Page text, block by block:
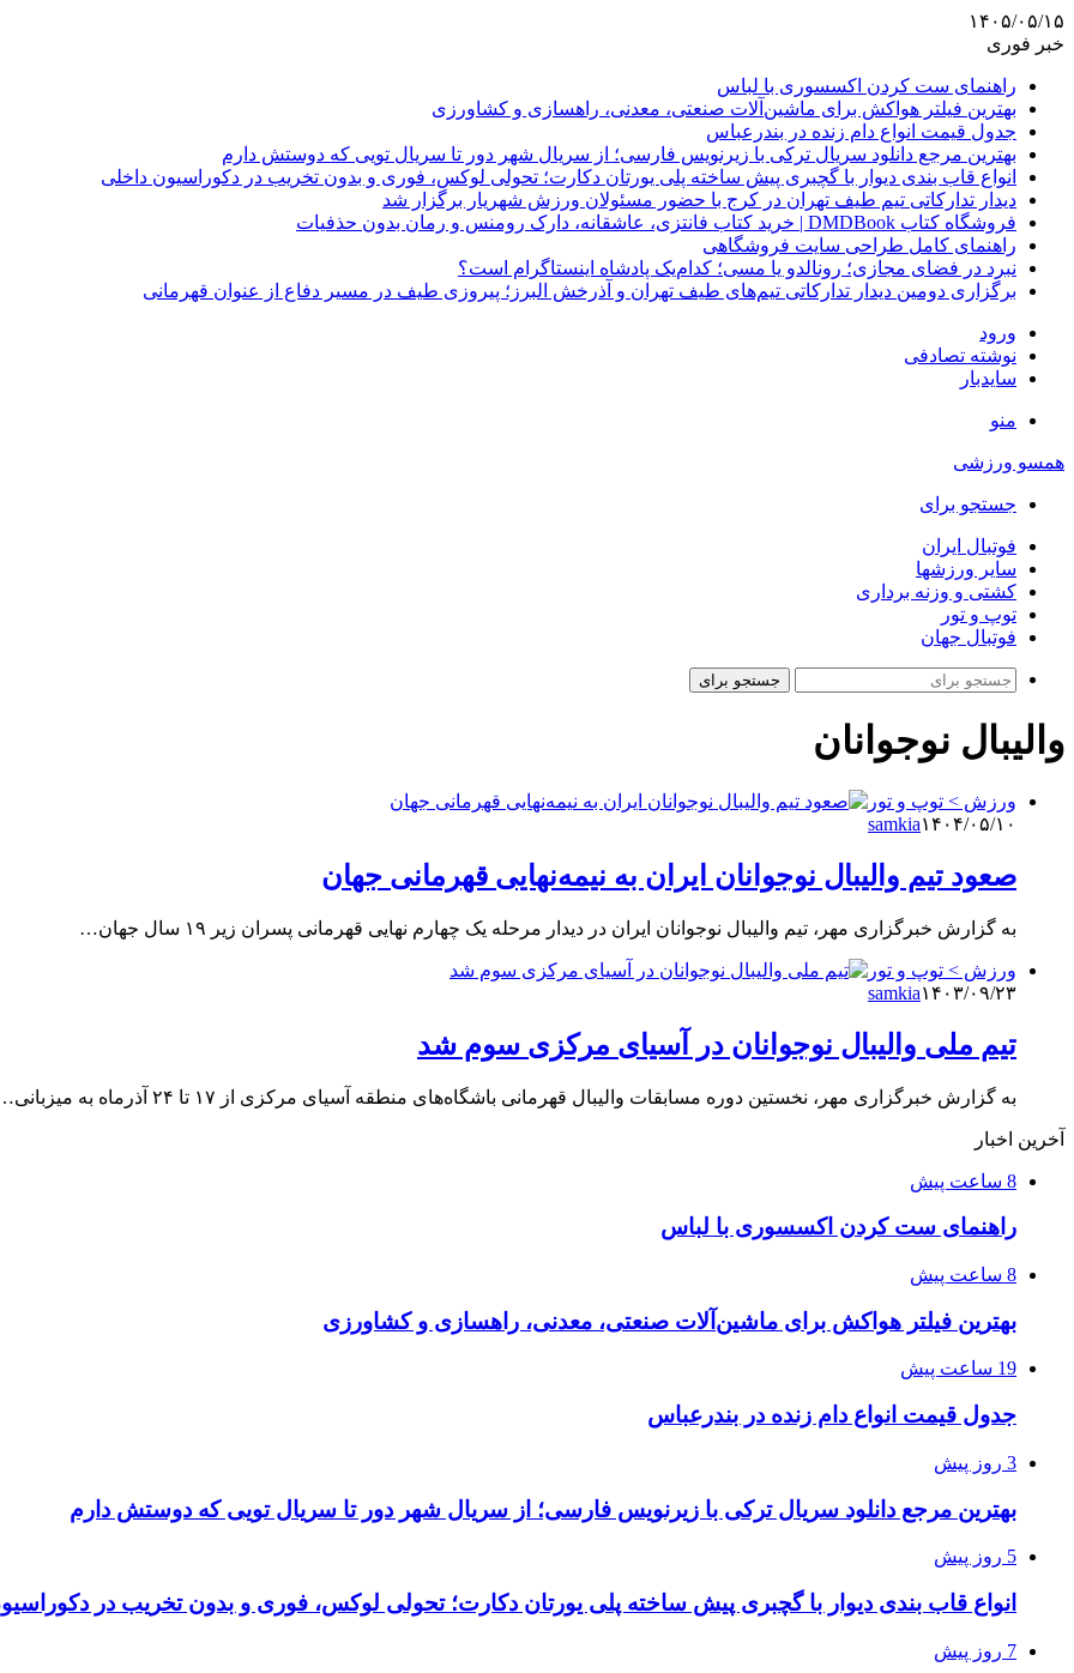
۱۴۰۵/۰۵/۱۵
خبر فوری
راهنمای ست کردن اکسسوری با لباس
بهترین فیلتر هواکش برای ماشین‌آلات صنعتی، معدنی، راهسازی و کشاورزی
جدول قیمت انواع دام زنده در بندرعباس
بهترین مرجع دانلود سریال ترکی با زیرنویس فارسی؛ از سریال شهر دور تا سریال تویی که دوستش دارم
انواع قاب بندی دیوار با گچبری پیش ساخته پلی یورتان دکارت؛ تحولی لوکس، فوری و بدون تخریب در دکوراسیون داخلی
دیدار تدارکاتی تیم طیف تهران در کرج با حضور مسئولان ورزش شهریار برگزار شد
فروشگاه کتاب DMDBook | خرید کتاب فانتزی، عاشقانه، دارک رومنس و رمان بدون حذفیات
راهنمای کامل طراحی سایت فروشگاهی
نبرد در فضای مجازی؛ رونالدو یا مسی؛ کدام‌یک پادشاه اینستاگرام است؟
برگزاری دومین دیدار تدارکاتی تیم‌های طیف تهران و آذرخش البرز؛ پیروزی طیف در مسیر دفاع از عنوان قهرمانی
ورود
نوشته تصادفی
سایدبار
منو
همسو ورزشی
جستجو برای
فوتبال ایران
سایر ورزشها
کشتی و وزنه برداری
توپ و تور
فوتبال جهان
جستجو برای
والیبال نوجوانان
ورزش > توپ و تور
samkia۱۴۰۴/۰۵/۱۰
صعود تیم والیبال نوجوانان ایران به نیمه‌نهایی قهرمانی جهان
به گزارش خبرگزاری مهر، تیم والیبال نوجوانان ایران در دیدار مرحله یک چهارم نهایی قهرمانی پسران زیر ۱۹ سال جهان…
ورزش > توپ و تور
samkia۱۴۰۳/۰۹/۲۳
تیم ملی والیبال نوجوانان در آسیای مرکزی سوم شد
به گزارش خبرگزاری مهر، نخستین دوره مسابقات والیبال قهرمانی باشگاه‌های منطقه آسیای مرکزی از ۱۷ تا ۲۴ آذرماه به میزبانی…
آخرین اخبار
8 ساعت پیش
راهنمای ست کردن اکسسوری با لباس
8 ساعت پیش
بهترین فیلتر هواکش برای ماشین‌آلات صنعتی، معدنی، راهسازی و کشاورزی
19 ساعت پیش
جدول قیمت انواع دام زنده در بندرعباس
3 روز پیش
بهترین مرجع دانلود سریال ترکی با زیرنویس فارسی؛ از سریال شهر دور تا سریال تویی که دوستش دارم
5 روز پیش
انواع قاب بندی دیوار با گچبری پیش ساخته پلی یورتان دکارت؛ تحولی لوکس، فوری و بدون تخریب در
7 روز پیش